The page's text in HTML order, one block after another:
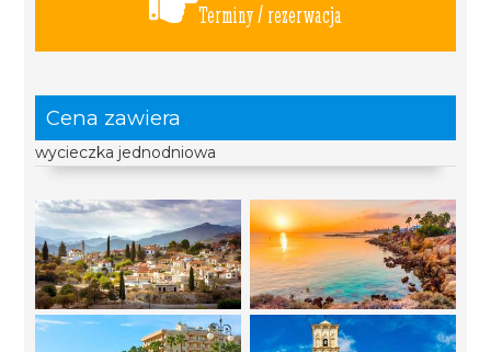
Terminy / rezerwacja
Cena zawiera
wycieczka jednodniowa